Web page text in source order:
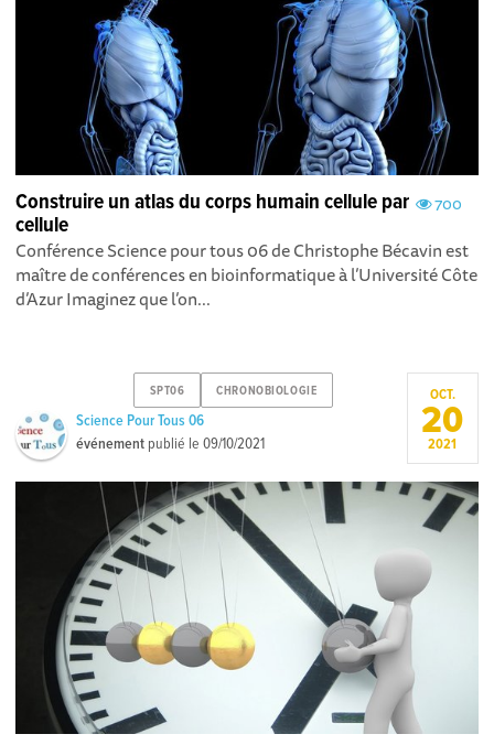
700
Construire un atlas du corps humain cellule par
cellule
Conférence Science pour tous 06 de Christophe Bécavin est
maître de conférences en bioinformatique à l’Université Côte
d’Azur Imaginez que l’on...
SPT06 CHRONOBIOLOGIE
Science Pour Tous 06
événement publié le09/10/2021
OCT.
20
2021